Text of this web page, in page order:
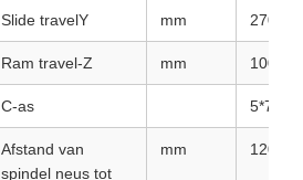
Slide travelY mm 2700
Ram travel-Z mm 1000
C-as 5*72°
Afstand van
spindel neus tot
mm 1200